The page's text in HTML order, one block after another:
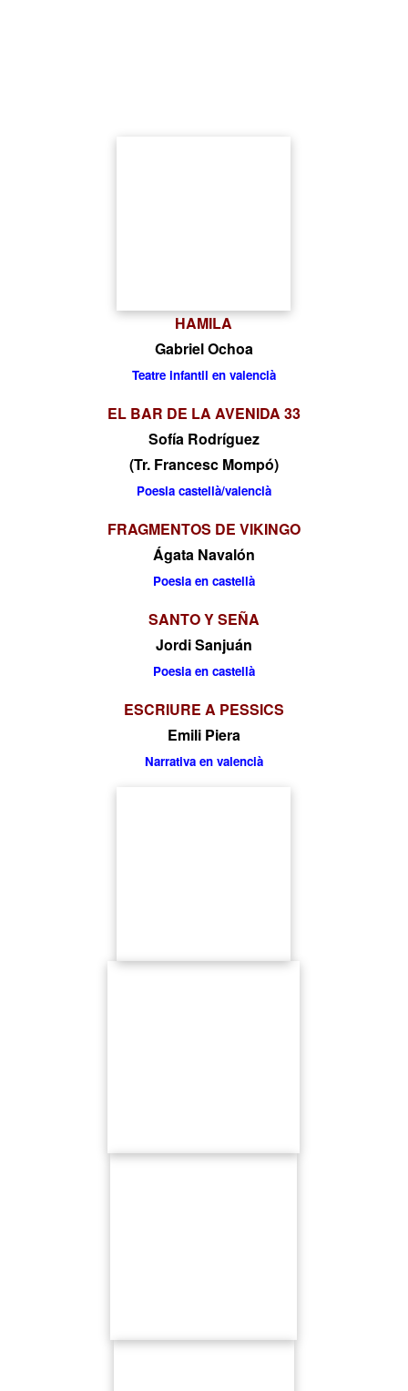
HAMILA
Gabriel Ochoa
Teatre infantil en valencià
EL BAR DE LA AVENIDA 33
Sofía Rodríguez
(Tr. Francesc Mompó)
Poesia castellà/valencià
FRAGMENTOS DE VIKINGO
Ágata Navalón
Poesia en castellà
SANTO Y SEÑA
Jordi Sanjuán
Poesia en castellà
ESCRIURE A PESSICS
Emili Piera
Narrativa en valencià